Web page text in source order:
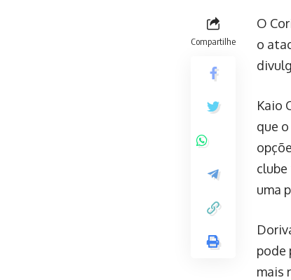
Compartilhe
O
o
Kaio
que
uma
pode
mais